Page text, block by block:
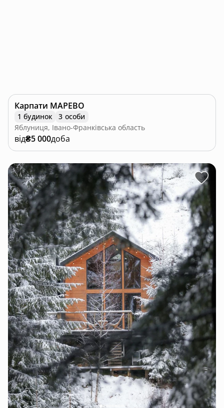
Карпати МАРЕВО
1 будинок
3 особи
Яблуниця, Івано-Франківська область
від₴5 000доба